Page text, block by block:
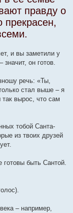
правду о
прекрасен,
и вы заметили у
он готов.
речь: «Ты,
стал выше – я
вырос, что сам
тобой Санта-
из твоих друзей
быть Сантой.
– например,